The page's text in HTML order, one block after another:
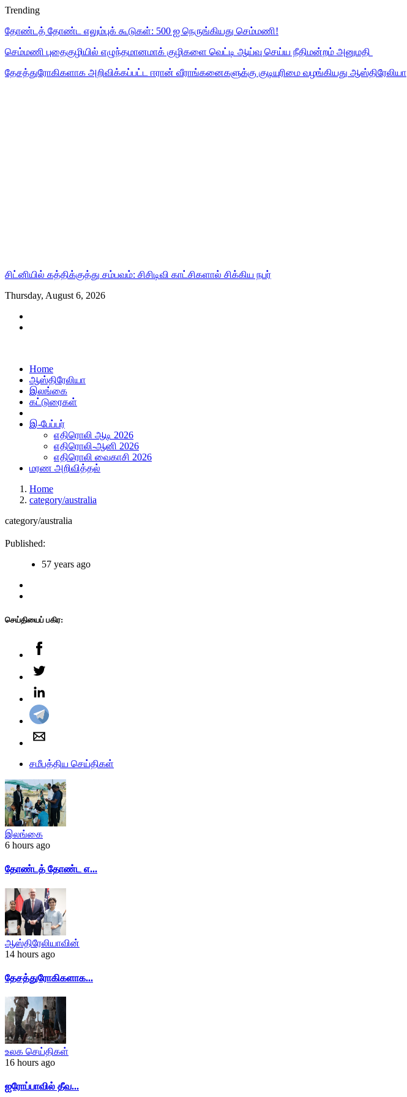
Trending
தோண்டத் தோண்ட எலும்புக் கூடுகள்: 500 ஐ நெருங்கியது செம்மணி!
செம்மணி புதைகுழியில் எழுந்தமானமாக் குழிகளை வெட்டி ஆய்வு செய்ய நீதிமன்றம் அனுமதி
தேசத்துரோகிகளாக அறிவிக்கப்பட்ட ஈரான் வீராங்கனைகளுக்கு குடியுரிமை வழங்கியது ஆஸ்திரேலியா
சிட்னியில் கத்திக்குத்து சம்பவம்: சிசிடிவி காட்சிகளால் சிக்கிய நபர்
Thursday, August 6, 2026
Home
ஆஸ்திரேலியா
இலங்கை
கட்டுரைகள்
இ-பேப்பர்
எதிரொலி ஆடி 2026
எதிரொலி-ஆனி 2026
எதிரொலி வைகாசி 2026
மரண அறிவித்தல்
Home
category/australia
category/australia
Published:
57 years ago
செய்தியைப் பகிர:
சமீபத்திய செய்திகள்
இலங்கை
6 hours ago
தோண்டத் தோண்ட எ...
ஆஸ்திரேலியாவின்
14 hours ago
தேசத்துரோகிகளாக...
உலக செய்திகள்
16 hours ago
ஐரோப்பாவில் தீவ...